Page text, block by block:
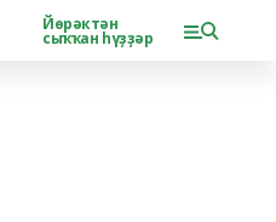
Йөрәктән
сыҡҡан һүҙҙәр